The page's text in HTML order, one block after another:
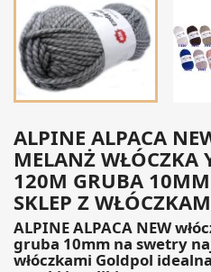
ALPINE ALPACA
MELANŻ WŁÓCZKA
120M GRUBA
SKLEP Z
ALPINE ALPACA NEW
gruba 10mm na swetry
włóczkami Goldpol